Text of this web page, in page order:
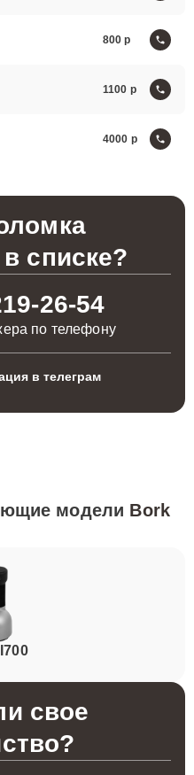
800
1100
4000
списке?
26-54
по телефону
в телеграм
модели Bork
свое